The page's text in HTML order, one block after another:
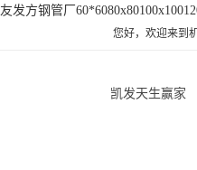
友发方钢管厂
您好，欢迎来到
凯发天生赢家